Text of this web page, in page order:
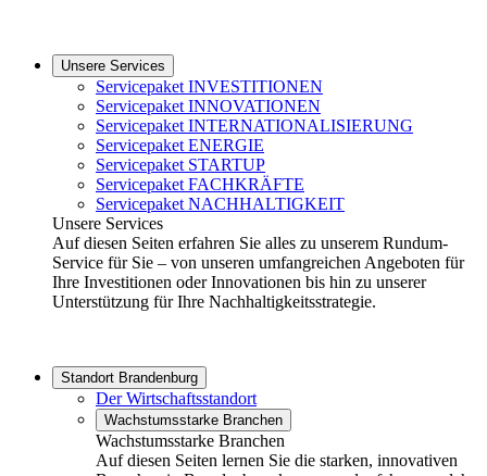
Unsere Services
Servicepaket INVESTITIONEN
Servicepaket INNOVATIONEN
Servicepaket INTERNATIONALISIERUNG
Servicepaket ENERGIE
Servicepaket STARTUP
Servicepaket FACHKRÄFTE
Servicepaket NACHHALTIGKEIT
Unsere Services
Auf diesen Seiten erfahren Sie alles zu unserem Rundum-
Service für Sie – von unseren umfangreichen Angeboten für
Ihre Investitionen oder Innovationen bis hin zu unserer
Unterstützung für Ihre Nachhaltigkeitsstrategie.
Standort Brandenburg
Der Wirtschaftsstandort
Wachstumsstarke Branchen
Wachstumsstarke Branchen
Auf diesen Seiten lernen Sie die starken, innovativen